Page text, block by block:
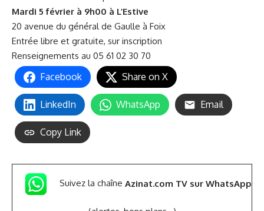
Mardi 5 février à 9h00 à L’Estive
20 avenue du général de Gaulle à Foix
Entrée libre et gratuite, sur inscription
Renseignements au 05 61 02 30 70
Facebook Share on X
LinkedIn WhatsApp Email
Copy Link
Suivez la chaîne Azinat.com TV sur WhatsApp